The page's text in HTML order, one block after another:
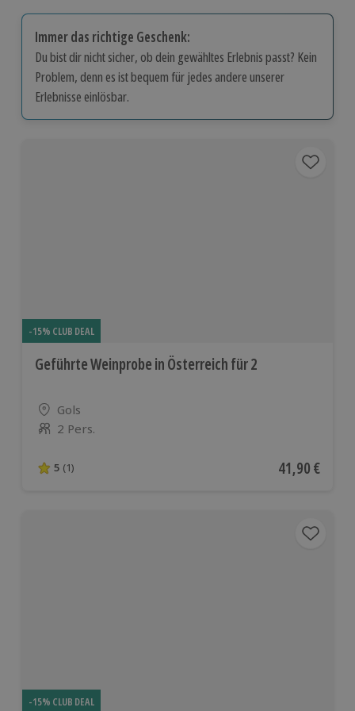
Immer das richtige Geschenk:
Du bist dir nicht sicher, ob dein gewähltes Erlebnis passt? Kein
Problem, denn es ist bequem für jedes andere unserer
Erlebnisse einlösbar.
-15% CLUB DEAL
Geführte Weinprobe in Österreich für 2
Standort
Gols
Anzahl der Teilnehmer
2 Pers.
5 von 5 Sternen basierend auf 1 Bewertungen
5 (1) Aktueller
41,90 €
-15% CLUB DEAL